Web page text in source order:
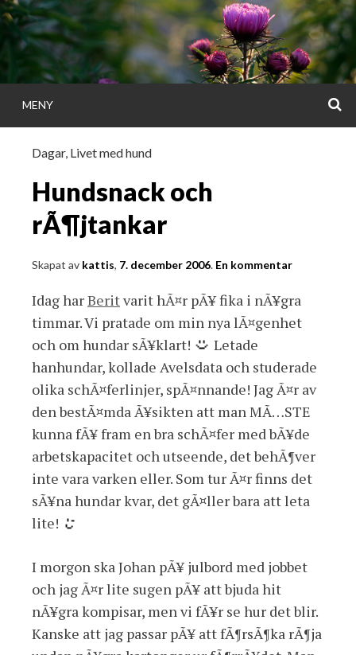
Gå
direkt
till
innehållet
i ord & bild
MENY
Dagar, Livet med hund
Hundsnack och
rÃ¶jtankar
Skapat av kattis, 7. december 2006. En kommentar
Idag harBeritvarit hÃ¤r pÃ¥ fika i nÃ¥gra
timmar. Vi pratade om min nya lÃ¤genhet
och om hundar sÃ¥klart!
Letade
hanhundar, kollade Avelsdata och studerade
olika schÃ¤ferlinjer, spÃ¤nnande! Jag Ã¤r av
den bestÃ¤mda Ã¥sikten att man MÃ…STE
kunna fÃ¥ fram en bra schÃ¤fer med bÃ¥de
arbetskapacitet och utseende, det behÃ¶ver
inte vara varken eller. Som tur Ã¤r finns det
sÃ¥na hundar kvar, det gÃ¤ller bara att leta
lite!
I morgon ska Johan pÃ¥ julbord med jobbet
och jag Ã¤r lite sugen pÃ¥ att bjuda hit
nÃ¥gra kompisar, men vi fÃ¥r se hur det blir.
Kanske att jag passar pÃ¥ att fÃ¶rsÃ¶ka rÃ¶ja